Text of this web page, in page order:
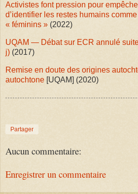
Activistes font pression pour
d’identifier les restes humains
« féminins » (2022)
UQAM — Débat sur ECR annulé
j) (2017)
Remise en doute des origines
autochtone [UQAM] (2020)
Partager
Aucun commentaire:
Enregistrer un commentaire